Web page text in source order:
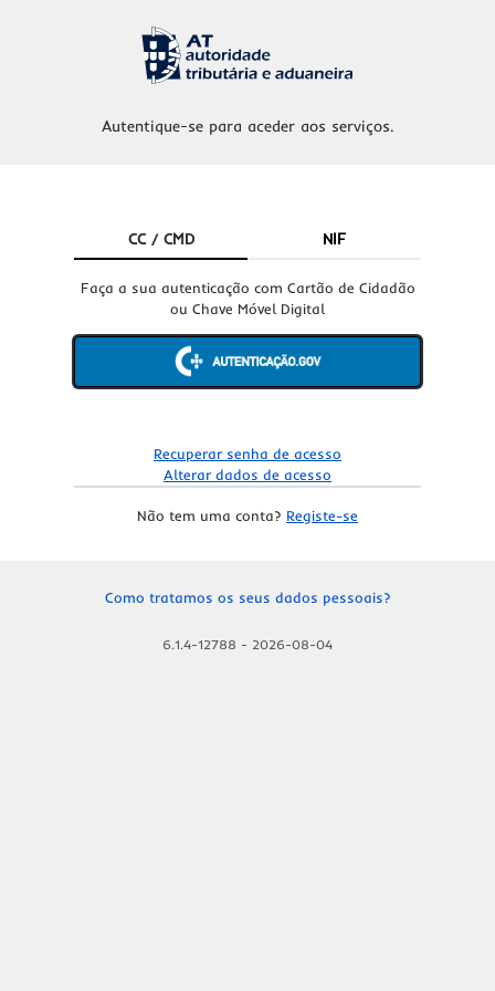
Autentique-se para aceder aos serviços.
CC / CMD NIF
Faça a sua autenticação com Cartão de Cidadão
ou Chave Móvel Digital
Recuperar senha de acesso
Alterar dados de acesso
Não tem uma conta? Registe-se
Como tratamos os seus dados pessoais?
6.1.4-12788 - 2026-08-04